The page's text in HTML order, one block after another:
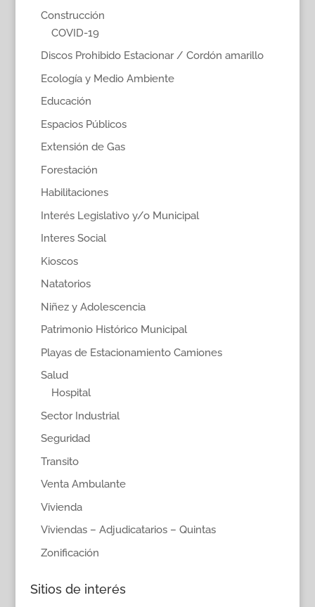
Construcción
COVID-19
Discos Prohibido Estacionar / Cordón amarillo
Ecología y Medio Ambiente
Educación
Espacios Públicos
Extensión de Gas
Forestación
Habilitaciones
Interés Legislativo y/o Municipal
Interes Social
Kioscos
Natatorios
Niñez y Adolescencia
Patrimonio Histórico Municipal
Playas de Estacionamiento Camiones
Salud
Hospital
Sector Industrial
Seguridad
Transito
Venta Ambulante
Vivienda
Viviendas – Adjudicatarios – Quintas
Zonificación
Sitios de interés